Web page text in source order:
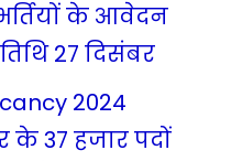
के आवेदन
27 दिसंबर
2024
के 37 हजार पदों